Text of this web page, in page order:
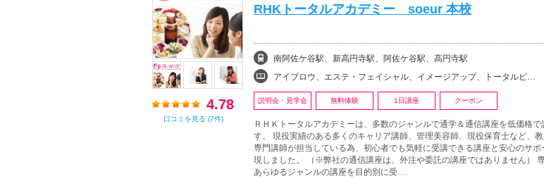
4.78
口コミを見る (7件)
RHKトータルアカデミー soeur 本校
南阿佐ケ谷駅、新高円寺駅、阿佐ケ谷駅、高円寺駅
アイブロウ、エステ・フェイシャル、イメージアップ、トータルビューティー、アンチエイジング、小顔矯正、ボディジュエリー、メ…
説明会・見学会 無料体験 1日講座 クーポン
ＲＨＫトータルアカデミーは、多数のジャンルで通学＆通信講座を低価格で
す。 現役実績のある多くのキャリア講師、管理美容師、現役保育士など、
専門講師が担当している為、初心者でも気軽に受講できる講座と安心のサポ
現しました。 （※弊社の通信講座は、外注や委託の講座ではありません） 専
あらゆるジャンルの講座を目的別に受…